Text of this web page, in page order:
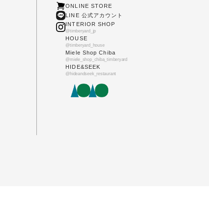
ONLINE STORE
LINE 公式アカウント
INTERIOR SHOP
@timberyard_jp
HOUSE
@timberyard_house
Miele Shop Chiba
@miele_shop_chiba_timberyard
HIDE&SEEK
@hideandseek_restaurant